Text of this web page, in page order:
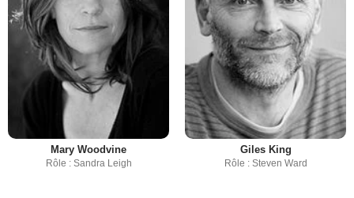
Mary Woodvine
Rôle : Sandra Leigh
Giles King
Rôle : Steven Ward